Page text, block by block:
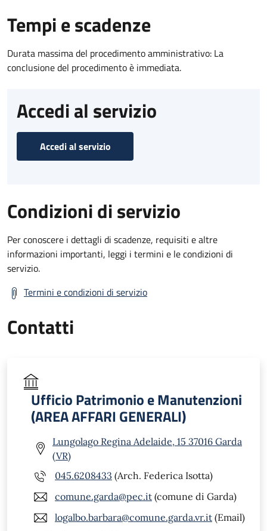
Tempi e scadenze
Durata massima del procedimento amministrativo: La
conclusione del procedimento è immediata.
Accedi al servizio
Accedi al servizio
Condizioni di servizio
Per conoscere i dettagli di scadenze, requisiti e altre
informazioni importanti, leggi i termini e le condizioni di
servizio.
Termini e condizioni di servizio
Contatti
Ufficio Patrimonio e Manutenzioni
(AREA AFFARI GENERALI)
Lungolago Regina Adelaide, 15 37016 Garda
(VR)
045.6208433 (Arch. Federica Isotta)
comune.garda@pec.it (comune di Garda)
logalbo.barbara@comune.garda.vr.it (Email)